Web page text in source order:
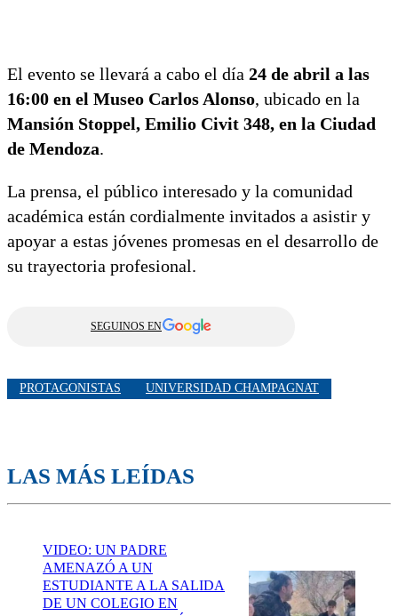
El evento se llevará a cabo el día 24 de abril a las
16:00 en el Museo Carlos Alonso, ubicado en la
Mansión Stoppel, Emilio Civit 348, en la Ciudad
de Mendoza.
La prensa, el público interesado y la comunidad
académica están cordialmente invitados a asistir y
apoyar a estas jóvenes promesas en el desarrollo de
su trayectoria profesional.
SEGUINOS EN
PROTAGONISTAS UNIVERSIDAD CHAMPAGNAT
LAS MÁS LEÍDAS
VIDEO: UN PADRE
AMENAZÓ A UN
ESTUDIANTE A LA SALIDA
DE UN COLEGIO EN